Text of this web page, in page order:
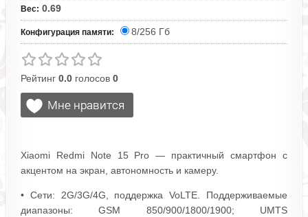
Вес: 0.69
Конфигурация памяти: 8/256 Гб
Рейтинг 0.0голосов 0
Xiaomi Redmi Note 15 Pro — практичный смартфон с
акцентом на экран, автономность и камеру.
• Сети: 2G/3G/4G, поддержка VoLTE. Поддерживаемые
диапазоны: GSM 850/900/1800/1900; UMTS